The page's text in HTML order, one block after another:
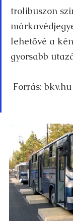
trolibuszon
lehetővé a
gyorsabb
Forrás: